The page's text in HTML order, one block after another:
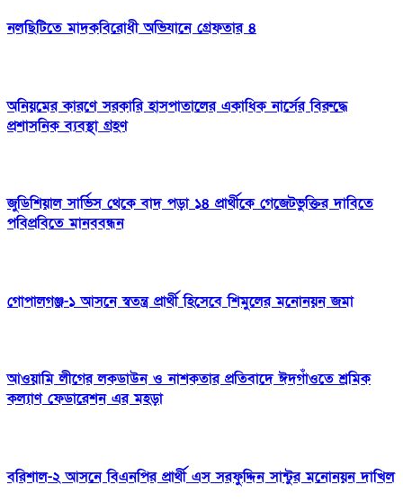
নলছিটিতে মাদকবিরোধী অভিযানে গ্রেফতার ৪
অনিয়মের কারণে সরকারি হাসপাতালের একাধিক নার্সের বিরুদ্ধে
প্রশাসনিক ব্যবস্থা গ্রহণ
জুডিশিয়াল সার্ভিস থেকে বাদ পড়া ১৪ প্রার্থীকে গেজেটভুক্তির দাবিতে
পবিপ্রবিতে মানববন্ধন
গোপালগঞ্জ-১ আসনে স্বতন্ত্র প্রার্থী হিসেবে শিমুলের মনোনয়ন জমা
আওয়ামি লীগের লকডাউন ও নাশকতার প্রতিবাদে ঈদগাঁওতে শ্রমিক
কল্যাণ ফেডারেশন এর মহড়া
বরিশাল-২ আসনে বিএনপির প্রার্থী এস সরফুদ্দিন সান্টুর মনোনয়ন দাখিল